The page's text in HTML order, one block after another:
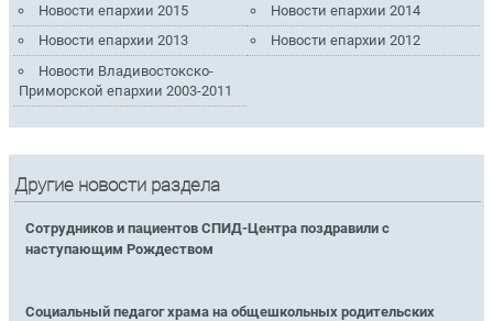
Новости епархии 2015
Новости епархии 2014
Новости епархии 2013
Новости епархии 2012
Новости Владивостокско-
Приморской епархии 2003-2011
Другие новости раздела
Сотрудников и пациентов СПИД-Центра поздравили с
наступающим Рождеством
Социальный педагог храма на общешкольных родительских